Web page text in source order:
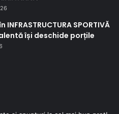
INFRASTRUCTURA SPORTIVĂ
își deschide porțile